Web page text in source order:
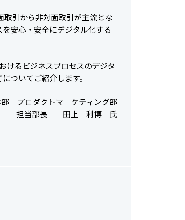
引から非対面取引が主流とな
安心・安全にデジタル化する
けるビジネスプロセスのデジタ
ついてご紹介します。
プロダクトマーケティング部
担当部長 田上 利博 氏